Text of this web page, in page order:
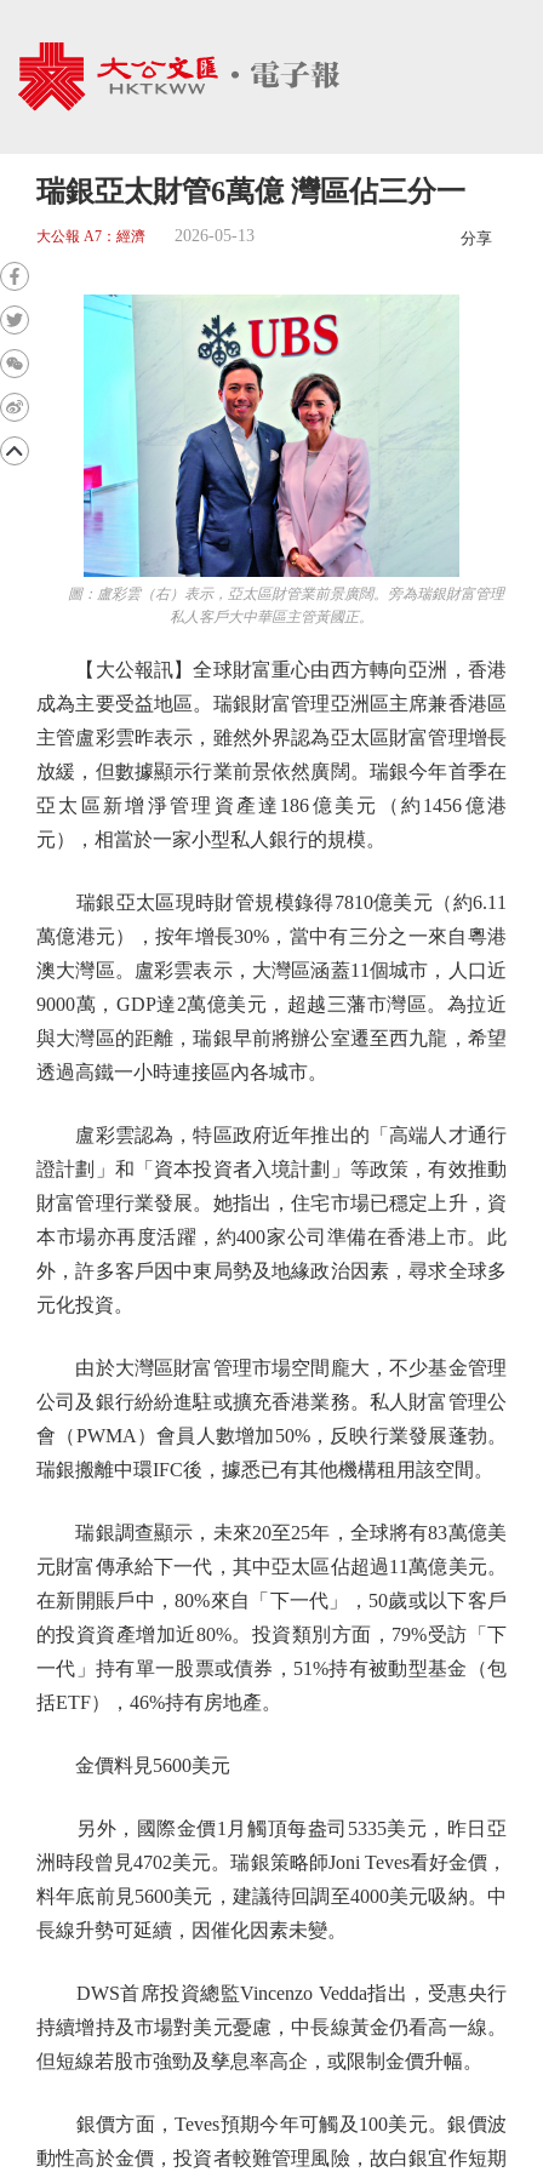
瑞銀亞太財管6萬億 灣區佔三分一
大公報 A7：經濟 2026-05-13 分享
圖：盧彩雲（右）表示，亞太區財管業前景廣闊。旁為瑞銀財富管理
私人客戶大中華區主管黃國正。
【大公報訊】全球財富重心由西方轉向亞洲，香港
成為主要受益地區。瑞銀財富管理亞洲區主席兼香港區
主管盧彩雲昨表示，雖然外界認為亞太區財富管理增長
放緩，但數據顯示行業前景依然廣闊。瑞銀今年首季在
亞太區新增淨管理資產達186億美元（約1456億港
元），相當於一家小型私人銀行的規模。
瑞銀亞太區現時財管規模錄得7810億美元（約6.11
萬億港元），按年增長30%，當中有三分之一來自粵港
澳大灣區。盧彩雲表示，大灣區涵蓋11個城市，人口近
9000萬，GDP達2萬億美元，超越三藩市灣區。為拉近
與大灣區的距離，瑞銀早前將辦公室遷至西九龍，希望
透過高鐵一小時連接區內各城市。
盧彩雲認為，特區政府近年推出的「高端人才通行
證計劃」和「資本投資者入境計劃」等政策，有效推動
財富管理行業發展。她指出，住宅市場已穩定上升，資
本市場亦再度活躍，約400家公司準備在香港上市。此
外，許多客戶因中東局勢及地緣政治因素，尋求全球多
元化投資。
由於大灣區財富管理市場空間龐大，不少基金管理
公司及銀行紛紛進駐或擴充香港業務。私人財富管理公
會（PWMA）會員人數增加50%，反映行業發展蓬勃。
瑞銀搬離中環IFC後，據悉已有其他機構租用該空間。
瑞銀調查顯示，未來20至25年，全球將有83萬億美
元財富傳承給下一代，其中亞太區佔超過11萬億美元。
在新開賬戶中，80%來自「下一代」，50歲或以下客戶
的投資資產增加近80%。投資類別方面，79%受訪「下
一代」持有單一股票或債券，51%持有被動型基金（包
括ETF），46%持有房地產。
金價料見5600美元
另外，國際金價1月觸頂每盎司5335美元，昨日亞
洲時段曾見4702美元。瑞銀策略師Joni Teves看好金價，
料年底前見5600美元，建議待回調至4000美元吸納。中
長線升勢可延續，因催化因素未變。
DWS首席投資總監Vincenzo Vedda指出，受惠央行
持續增持及市場對美元憂慮，中長線黃金仍看高一線。
但短線若股市強勁及孳息率高企，或限制金價升幅。
銀價方面，Teves預期今年可觸及100美元。銀價波
動性高於金價，投資者較難管理風險，故白銀宜作短期